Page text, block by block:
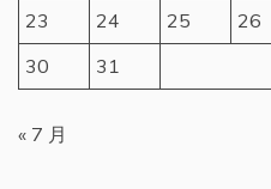
23
24 25 26
30
31
« 7 月